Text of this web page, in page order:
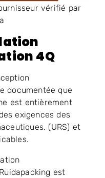
vérifié par
4Q
documentée que
est entièrement
exigences des
(URS) et
est